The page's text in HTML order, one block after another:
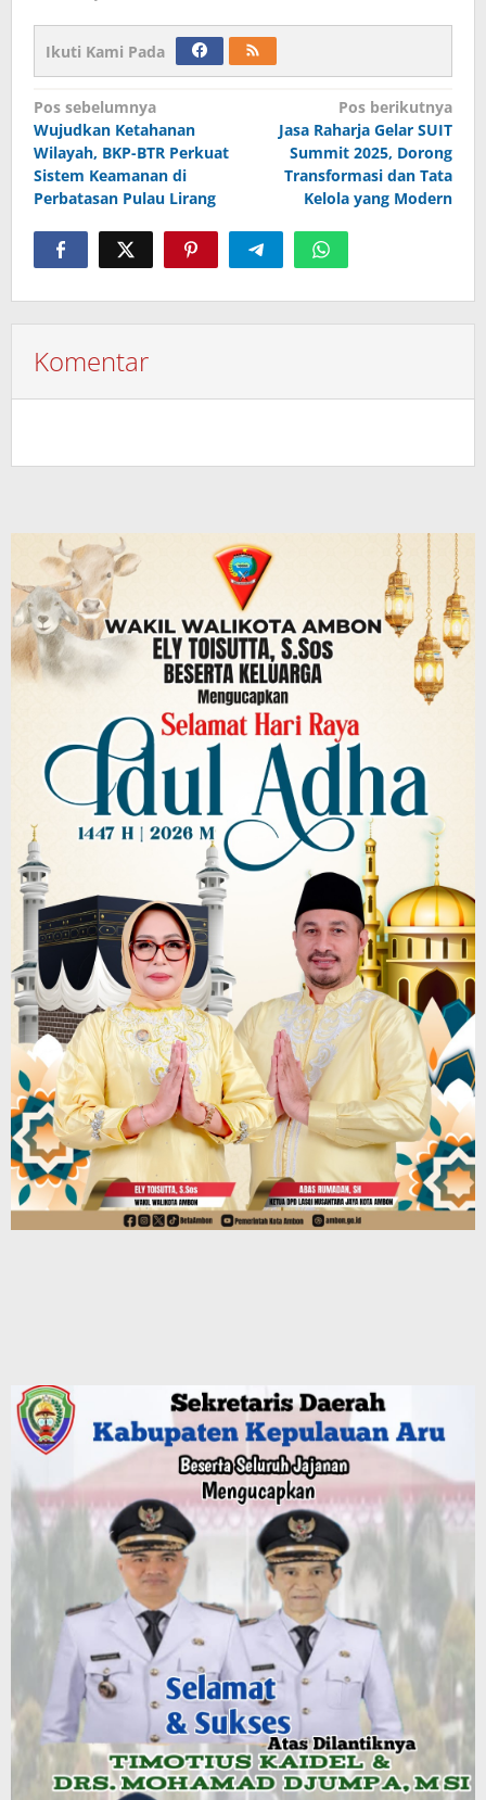
Ikuti Kami Pada
Navigasi
pos
Pos sebelumnya
Wujudkan Ketahanan
Wilayah, BKP-BTR Perkuat
Sistem Keamanan di
Perbatasan Pulau Lirang
Pos berikutnya
Jasa Raharja Gelar SUIT
Summit 2025, Dorong
Transformasi dan Tata
Kelola yang Modern
Komentar